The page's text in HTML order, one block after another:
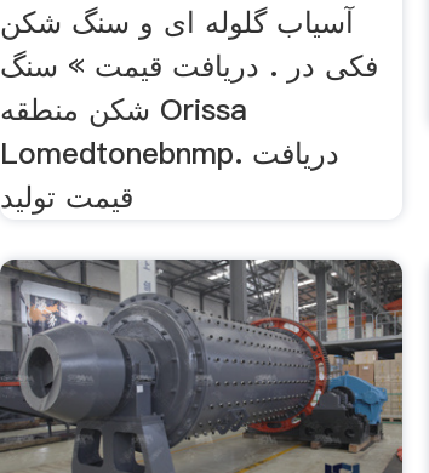
آسیاب گلوله ای و سنگ شکن
فکی در . دریافت قیمت » سنگ
شکن منطقه Orissa
Lomedtonebnmp. دریافت
قیمت تولید